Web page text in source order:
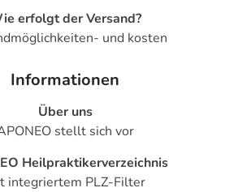
erfolgt der Versand?
und kosten
Informationen
Über uns
stellt sich vor
Heilpraktikerverzeichnis
integriertem PLZ-Filter